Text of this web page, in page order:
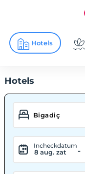
Hotels
Hotels
Incheckdatum
8 aug. zat -